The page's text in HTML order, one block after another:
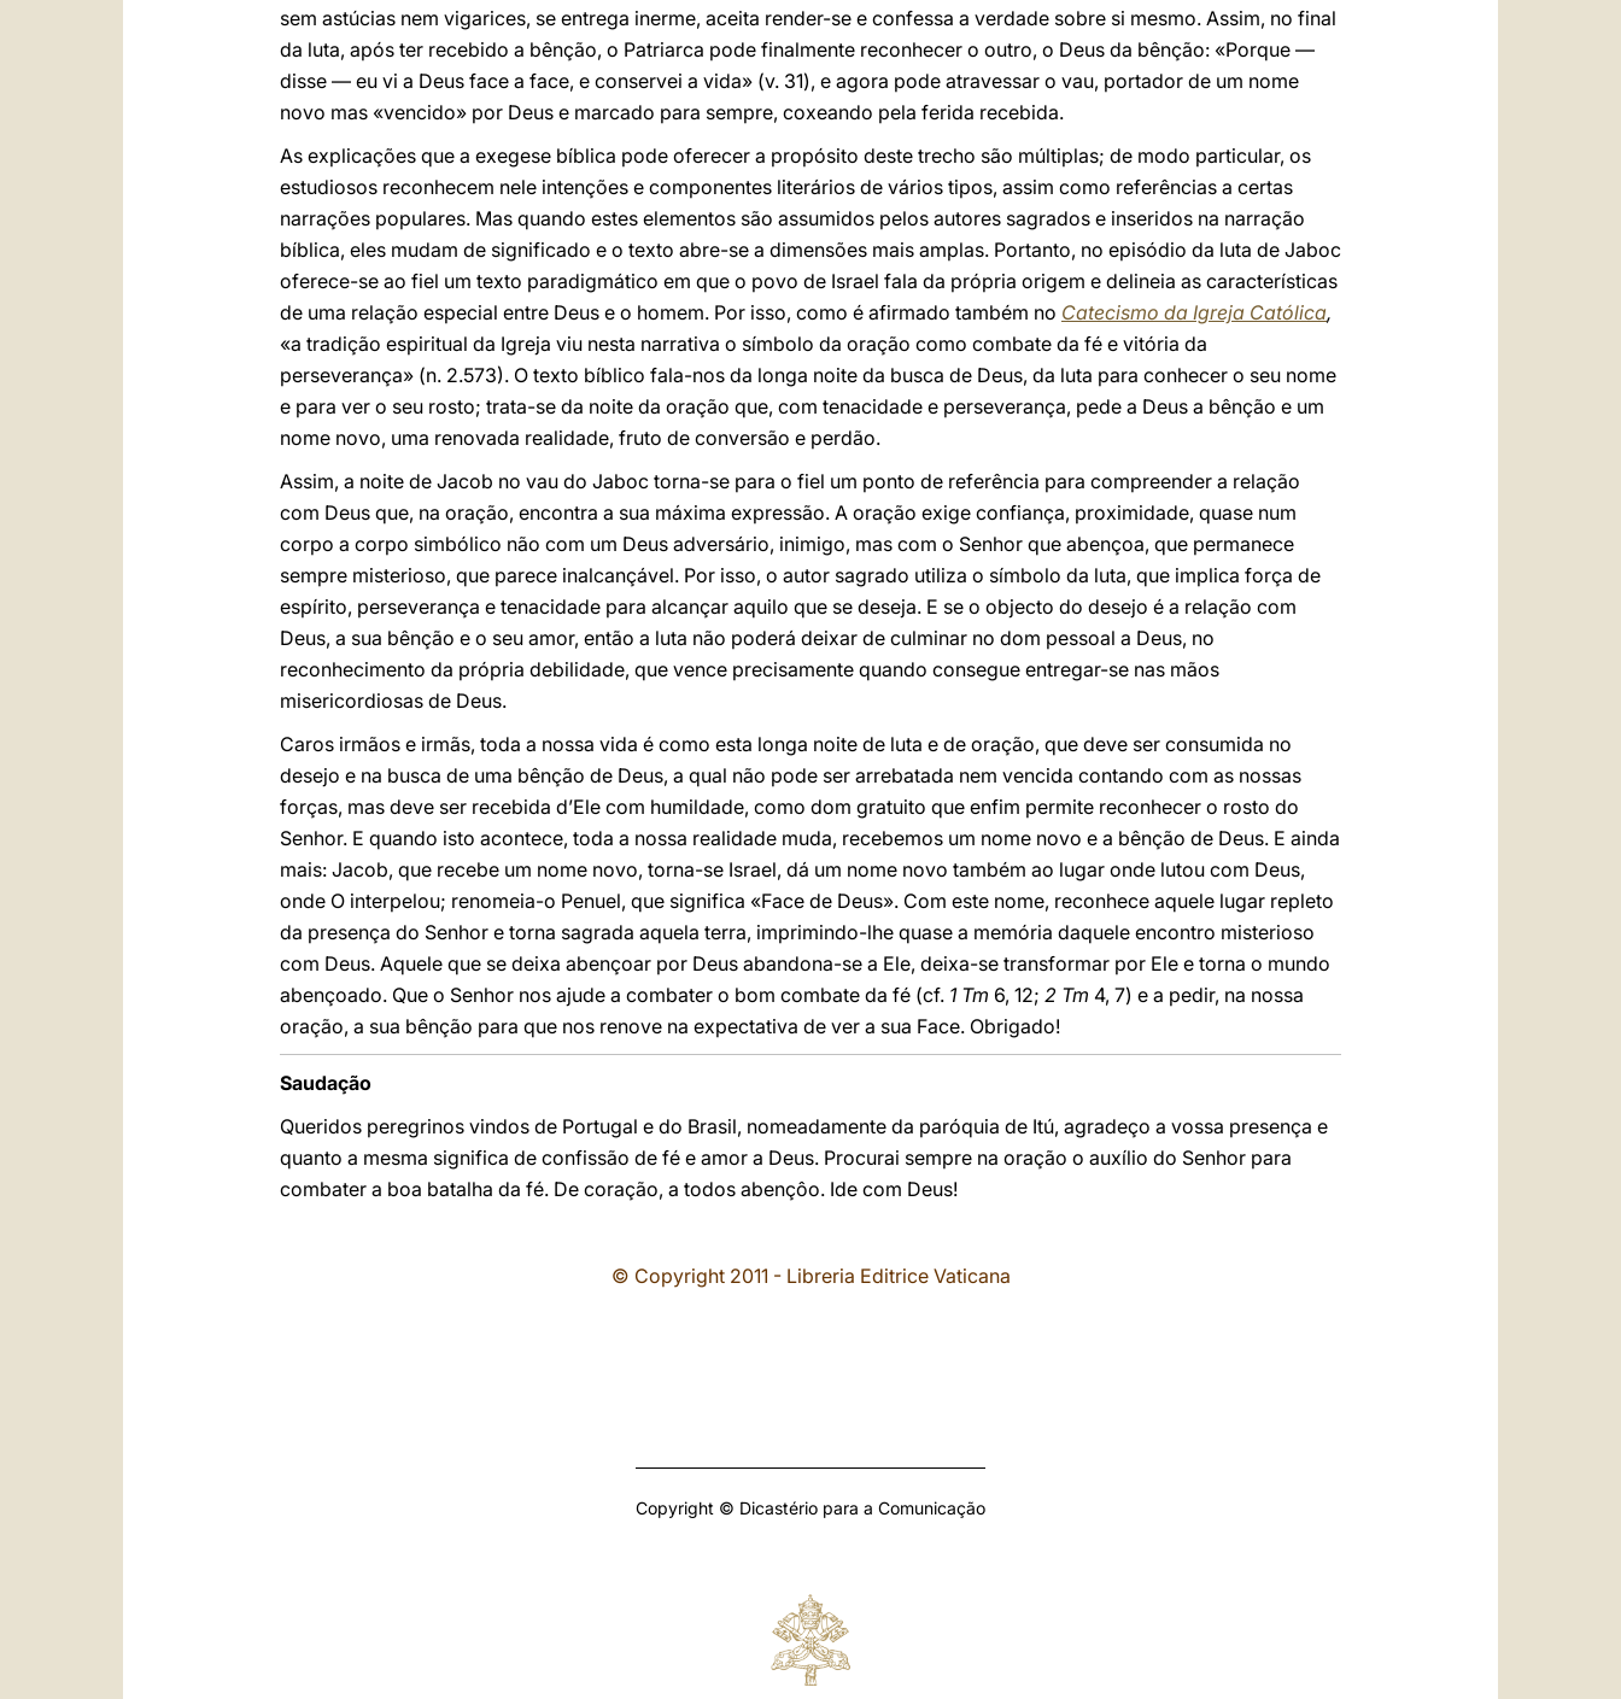
sem astúcias nem vigarices, se entrega inerme, aceita render-se e confessa a verdade sobre si mesmo. Assim, no final
da luta, após ter recebido a bênção, o Patriarca pode finalmente reconhecer o outro, o Deus da bênção: «Porque —
disse — eu vi a Deus face a face, e conservei a vida» (v. 31), e agora pode atravessar o vau, portador de um nome
novo mas «vencido» por Deus e marcado para sempre, coxeando pela ferida recebida.
As explicações que a exegese bíblica pode oferecer a propósito deste trecho são múltiplas; de modo particular, os
estudiosos reconhecem nele intenções e componentes literários de vários tipos, assim como referências a certas
narrações populares. Mas quando estes elementos são assumidos pelos autores sagrados e inseridos na narração
bíblica, eles mudam de significado e o texto abre-se a dimensões mais amplas. Portanto, no episódio da luta de Jaboc
oferece-se ao fiel um texto paradigmático em que o povo de Israel fala da própria origem e delineia as características
de uma relação especial entre Deus e o homem. Por isso, como é afirmado também no Catecismo da Igreja Católica,
«a tradição espiritual da Igreja viu nesta narrativa o símbolo da oração como combate da fé e vitória da
perseverança» (n. 2.573). O texto bíblico fala-nos da longa noite da busca de Deus, da luta para conhecer o seu nome
e para ver o seu rosto; trata-se da noite da oração que, com tenacidade e perseverança, pede a Deus a bênção e um
nome novo, uma renovada realidade, fruto de conversão e perdão.
Assim, a noite de Jacob no vau do Jaboc torna-se para o fiel um ponto de referência para compreender a relação
com Deus que, na oração, encontra a sua máxima expressão. A oração exige confiança, proximidade, quase num
corpo a corpo simbólico não com um Deus adversário, inimigo, mas com o Senhor que abençoa, que permanece
sempre misterioso, que parece inalcançável. Por isso, o autor sagrado utiliza o símbolo da luta, que implica força de
espírito, perseverança e tenacidade para alcançar aquilo que se deseja. E se o objecto do desejo é a relação com
Deus, a sua bênção e o seu amor, então a luta não poderá deixar de culminar no dom pessoal a Deus, no
reconhecimento da própria debilidade, que vence precisamente quando consegue entregar-se nas mãos
misericordiosas de Deus.
Caros irmãos e irmãs, toda a nossa vida é como esta longa noite de luta e de oração, que deve ser consumida no
desejo e na busca de uma bênção de Deus, a qual não pode ser arrebatada nem vencida contando com as nossas
forças, mas deve ser recebida d’Ele com humildade, como dom gratuito que enfim permite reconhecer o rosto do
Senhor. E quando isto acontece, toda a nossa realidade muda, recebemos um nome novo e a bênção de Deus. E ainda
mais: Jacob, que recebe um nome novo, torna-se Israel, dá um nome novo também ao lugar onde lutou com Deus,
onde O interpelou; renomeia-o Penuel, que significa «Face de Deus». Com este nome, reconhece aquele lugar repleto
da presença do Senhor e torna sagrada aquela terra, imprimindo-lhe quase a memória daquele encontro misterioso
com Deus. Aquele que se deixa abençoar por Deus abandona-se a Ele, deixa-se transformar por Ele e torna o mundo
abençoado. Que o Senhor nos ajude a combater o bom combate da fé (cf. 1 Tm 6, 12; 2 Tm 4, 7) e a pedir, na nossa
oração, a sua bênção para que nos renove na expectativa de ver a sua Face. Obrigado!
Saudação
Queridos peregrinos vindos de Portugal e do Brasil, nomeadamente da paróquia de Itú, agradeço a vossa presença e
quanto a mesma significa de confissão de fé e amor a Deus. Procurai sempre na oração o auxílio do Senhor para
combater a boa batalha da fé. De coração, a todos abençôo. Ide com Deus!
© Copyright 2011 - Libreria Editrice Vaticana
Copyright © Dicastério para a Comunicação